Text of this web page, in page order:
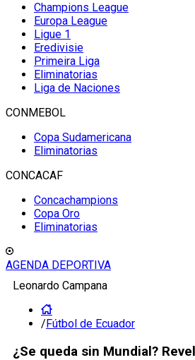
Champions League
Europa League
Ligue 1
Eredivisie
Primeira Liga
Eliminatorias
Liga de Naciones
CONMEBOL
Copa Sudamericana
Eliminatorias
CONCACAF
Concachampions
Copa Oro
Eliminatorias
AGENDA DEPORTIVA
Leonardo Campana
/Fútbol de Ecuador
¿Se queda sin Mundial?